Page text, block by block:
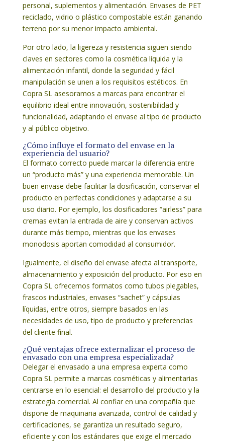
personal, suplementos y alimentación. Envases de PET
reciclado, vidrio o plástico compostable están ganando
terreno por su menor impacto ambiental.
Por otro lado, la ligereza y resistencia siguen siendo
claves en sectores como la cosmética líquida y la
alimentación infantil, donde la seguridad y fácil
manipulación se unen a los requisitos estéticos. En
Copra SL asesoramos a marcas para encontrar el
equilibrio ideal entre innovación, sostenibilidad y
funcionalidad, adaptando el envase al tipo de producto
y al público objetivo.
¿Cómo influye el formato del envase en la
experiencia del usuario?
El formato correcto puede marcar la diferencia entre
un “producto más” y una experiencia memorable. Un
buen envase debe facilitar la dosificación, conservar el
producto en perfectas condiciones y adaptarse a su
uso diario. Por ejemplo, los dosificadores “airless” para
cremas evitan la entrada de aire y conservan activos
durante más tiempo, mientras que los envases
monodosis aportan comodidad al consumidor.
Igualmente, el diseño del envase afecta al transporte,
almacenamiento y exposición del producto. Por eso en
Copra SL ofrecemos formatos como tubos plegables,
frascos industriales, envases “sachet” y cápsulas
líquidas, entre otros, siempre basados en las
necesidades de uso, tipo de producto y preferencias
del cliente final.
¿Qué ventajas ofrece externalizar el proceso de
envasado con una empresa especializada?
Delegar el envasado a una empresa experta como
Copra SL permite a marcas cosméticas y alimentarias
centrarse en lo esencial: el desarrollo del producto y la
estrategia comercial. Al confiar en una compañía que
dispone de maquinaria avanzada, control de calidad y
certificaciones, se garantiza un resultado seguro,
eficiente y con los estándares que exige el mercado